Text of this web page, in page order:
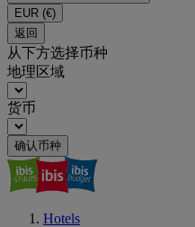
EUR (€)
返回
从下方选择币种
地理区域
货币
确认币种
Hotels